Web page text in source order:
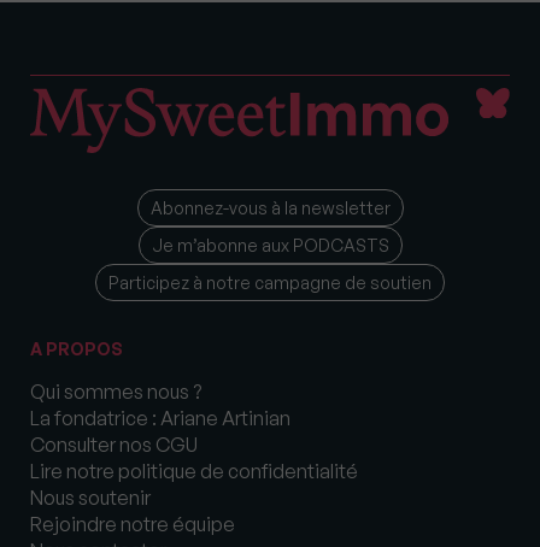
Abonnez-vous à la newsletter
Je m’abonne aux PODCASTS
Participez à notre campagne de soutien
A PROPOS
Qui sommes nous ?
La fondatrice : Ariane Artinian
Consulter nos CGU
Lire notre politique de confidentialité
Nous soutenir
Rejoindre notre équipe